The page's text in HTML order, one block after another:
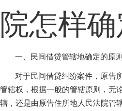
院怎样
一、民间借贷管辖地确定的原则
对于民间借贷纠纷案件，原告
管辖权，根据一般的管辖原则，无
辖，还是由原告住所地人民法院管